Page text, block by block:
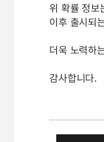
위 확률 정보
이후 출시되
더욱 노력하
감사합니다.